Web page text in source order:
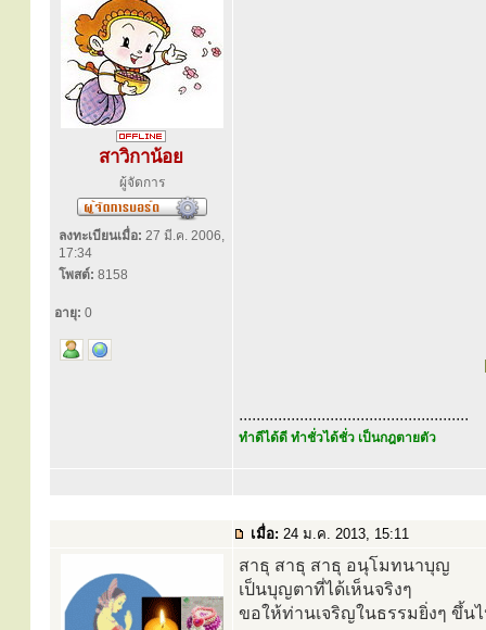
สาวิกาน้อย
ผู้จัดการ
ลงทะเบียนเมื่อ: 27 มี.ค. 2006,
17:34
โพสต์: 8158
อายุ: 0
.....................................................
ทำดีได้ดี ทำชั่วได้ชั่ว เป็นกฎตายตัว
เมื่อ: 24 ม.ค. 2013, 15:11
สาธุ สาธุ สาธุ อนุโมทนาบุญ
เป็นบุญตาที่ได้เห็นจริงๆ
ขอให้ท่านเจริญในธรรมยิ่งๆ ขึ้น